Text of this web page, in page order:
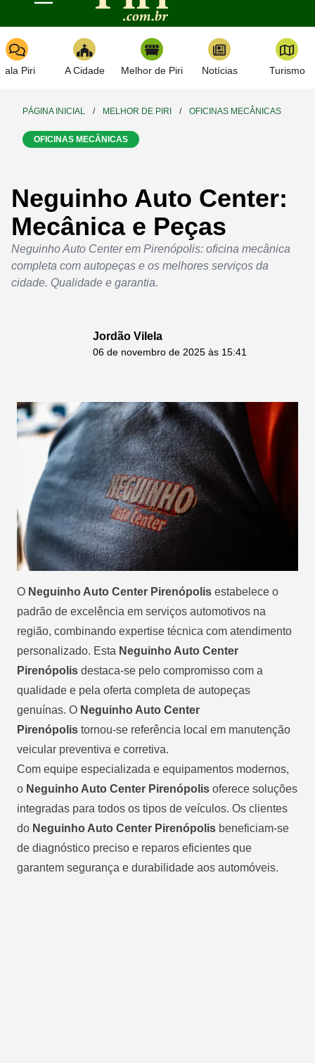
Toggle navigation
Piri A Cidade Melhor de Piri Notícias Turismo
PÁGINA INICIAL / MELHOR DE PIRI / OFICINAS MECÂNICAS
OFICINAS MECÂNICAS
Neguinho Auto Center:
Mecânica e Peças
Neguinho Auto Center em Pirenópolis: oficina mecânica
completa com autopeças e os melhores serviços da
cidade. Qualidade e garantia.
Jordão Vilela
06 de novembro de 2025 às 15:41
O Neguinho Auto Center Pirenópolis estabelece o
padrão de excelência em serviços automotivos na
região, combinando expertise técnica com atendimento
personalizado. Esta Neguinho Auto Center
Pirenópolis destaca-se pelo compromisso com a
qualidade e pela oferta completa de autopeças
genuínas. O Neguinho Auto Center
Pirenópolis tornou-se referência local em manutenção
veicular preventiva e corretiva.
Com equipe especializada e equipamentos modernos,
o Neguinho Auto Center Pirenópolis oferece soluções
integradas para todos os tipos de veículos. Os clientes
do Neguinho Auto Center Pirenópolis beneficiam-se
de diagnóstico preciso e reparos eficientes que
garantem segurança e durabilidade aos automóveis.